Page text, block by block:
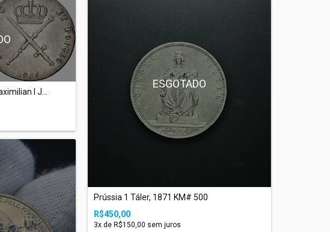
ESGOTADO
Prússia 1 Táler, 1871 KM# 500
R$450,00
3x de R$150,00 sem juros
I J...